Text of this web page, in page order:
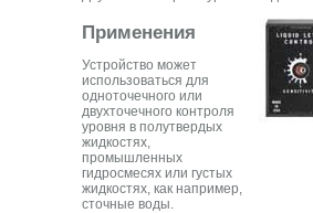
Применения
Устройство может
использоваться для
одноточечного или
двухточечного контроля
уровня в полутвердых
жидкостях,
промышленных
гидросмесях или густых
жидкостях, как например,
сточные воды.